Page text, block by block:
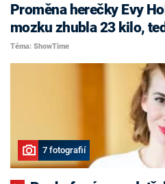
Proměna herečky Evy
mozku zhubla 23 kilo,
Téma: ShowTime
7 fotografií